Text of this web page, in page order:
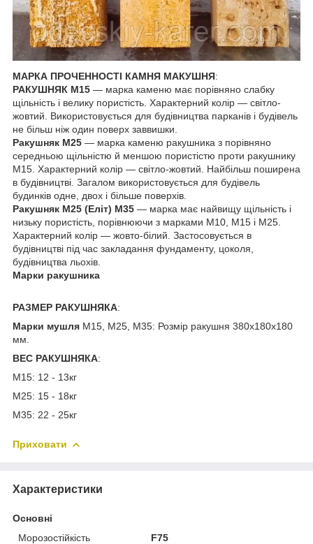
МАРКА ПРОЧЕННОСТІ КАМНЯ МАКУШНЯ:
РАКУШНЯК М15 — марка каменю має порівняно слабку
щільність і велику пористість. Характерний колір — світло-
жовтий. Використовується для будівництва парканів і будівель
не більш ніж один поверх заввишки.
Ракушняк М25 — марка каменю ракушника з порівняно
середньою щільністю й меншою пористістю проти ракушнику
М15. Характерний колір — світло-жовтий. Найбільш поширена
в будівництві. Загалом використовується для будівель
будинків одне, двох і більше поверхів.
Ракушняк М25 (Еліт) М35 — марка має найвищу щільність і
низьку пористість, порівнюючи з марками М10, М15 і М25.
Характерний колір — жовто-білий. Застосовується в
будівництві під час закладання фундаменту, цоколя,
будівництва льохів.
Марки ракушника
РАЗМЕР РАКУШНЯКА:
Марки мушля М15, М25, М35: Розмір ракушня 380х180х180
мм.
ВЕС РАКУШНЯКА:
М15: 12 - 13кг
М25: 15 - 18кг
М35: 22 - 25кг
Приховати
Характеристики
Основні
Морозостійкість
F75